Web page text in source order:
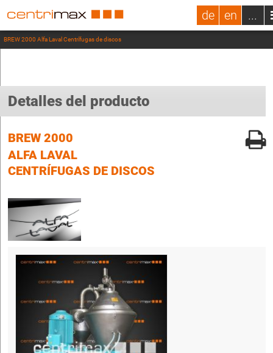
de en ...
BREW 2000 Alfa Laval Centrífugas de discos
Detalles del producto
BREW 2000
ALFA LAVAL
CENTRÍFUGAS DE DISCOS